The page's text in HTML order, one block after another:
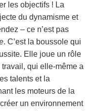
les objectifs ! La
du dynamisme et
– ce n’est pas
. C’est la boussole qui
Elle joue un rôle
qui elle-même a
talents et la
les moteurs de la
un environnement